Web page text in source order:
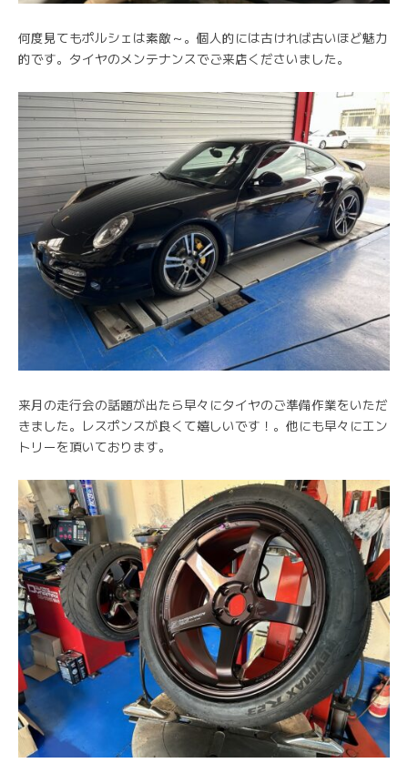
何度見てもポルシェは素敵～。個人的には古ければ古いほど魅力
的です。タイヤのメンテナンスでご来店くださいました。
来月の走行会の話題が出たら早々にタイヤのご準備作業をいただ
きました。レスポンスが良くて嬉しいです！。他にも早々にエン
トリーを頂いております。